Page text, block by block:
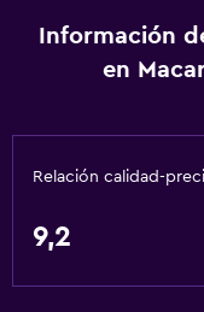
Wifi gratis
Aire acondicionado
Estacionamiento y
Traslado aeropuerto
Cocina
Cocina
Información
en
Relación calidad-
9,2